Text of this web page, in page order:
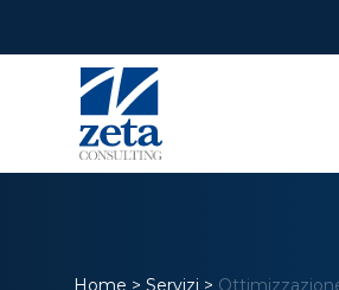
Home > Servizi >